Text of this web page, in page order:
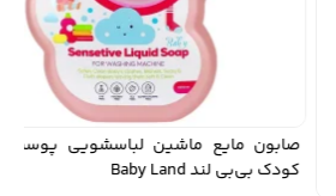
صابون مایع ماشین لباسشویی پوست
کودک بی‌بی‌ لند Baby Land